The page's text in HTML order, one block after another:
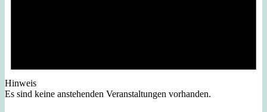
Hinweis
Es sind keine anstehenden Veranstaltungen vorhanden.